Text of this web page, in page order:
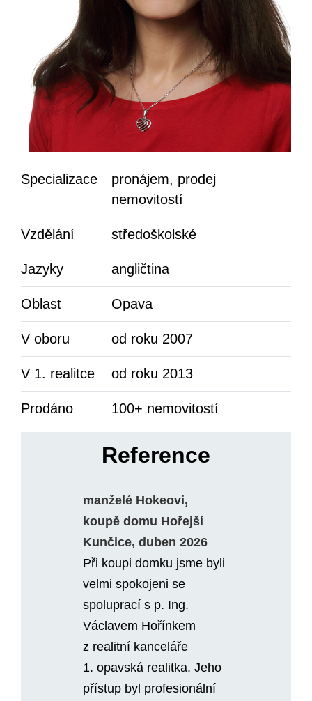
Specializace
pronájem, prodej
nemovitostí
Vzdělání středoškolské
Jazyky angličtina
Oblast Opava
V oboru od roku 2007
V 1. realitce od roku 2013
Prodáno 100+ nemovitostí
Reference
manželé Hokeovi,
koupě domu Hořejší
Kunčice, duben 2026
Při koupi domku jsme byli
velmi spokojeni se
spoluprací s p. Ing.
Václavem Hořínkem
z realitní kanceláře
1. opavská realitka. Jeho
přístup byl profesionální